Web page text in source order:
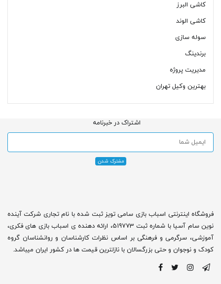
کاشی البرز
کاشی الوند
سوله سازی
برندینگ
مدیریت پروژه
بهترین وکیل تهران
اشتراک در خبرنامه
فروشگاه اینترنتی اسباب بازی سامی تویز ثبت شده با نام تجاری شرکت آینده
نوین سام آسیا با شماره ثبت 519773، ارائه دهنده ی اسباب بازی های فکری،
آموزشی، سرگرمی و فرهنگی بر اساس نظرات کارشناسان و روانشناسان گروه
کودک و نوجوان و حتی بزرگسالان با نازلترین قیمت ها در کشور ایران میباشد.